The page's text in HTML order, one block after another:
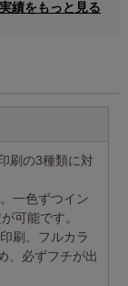
実績をもっと見る
刷の3種類に対
一色ずつイン
可能です。
刷。フルカラ
、必ずフチが出